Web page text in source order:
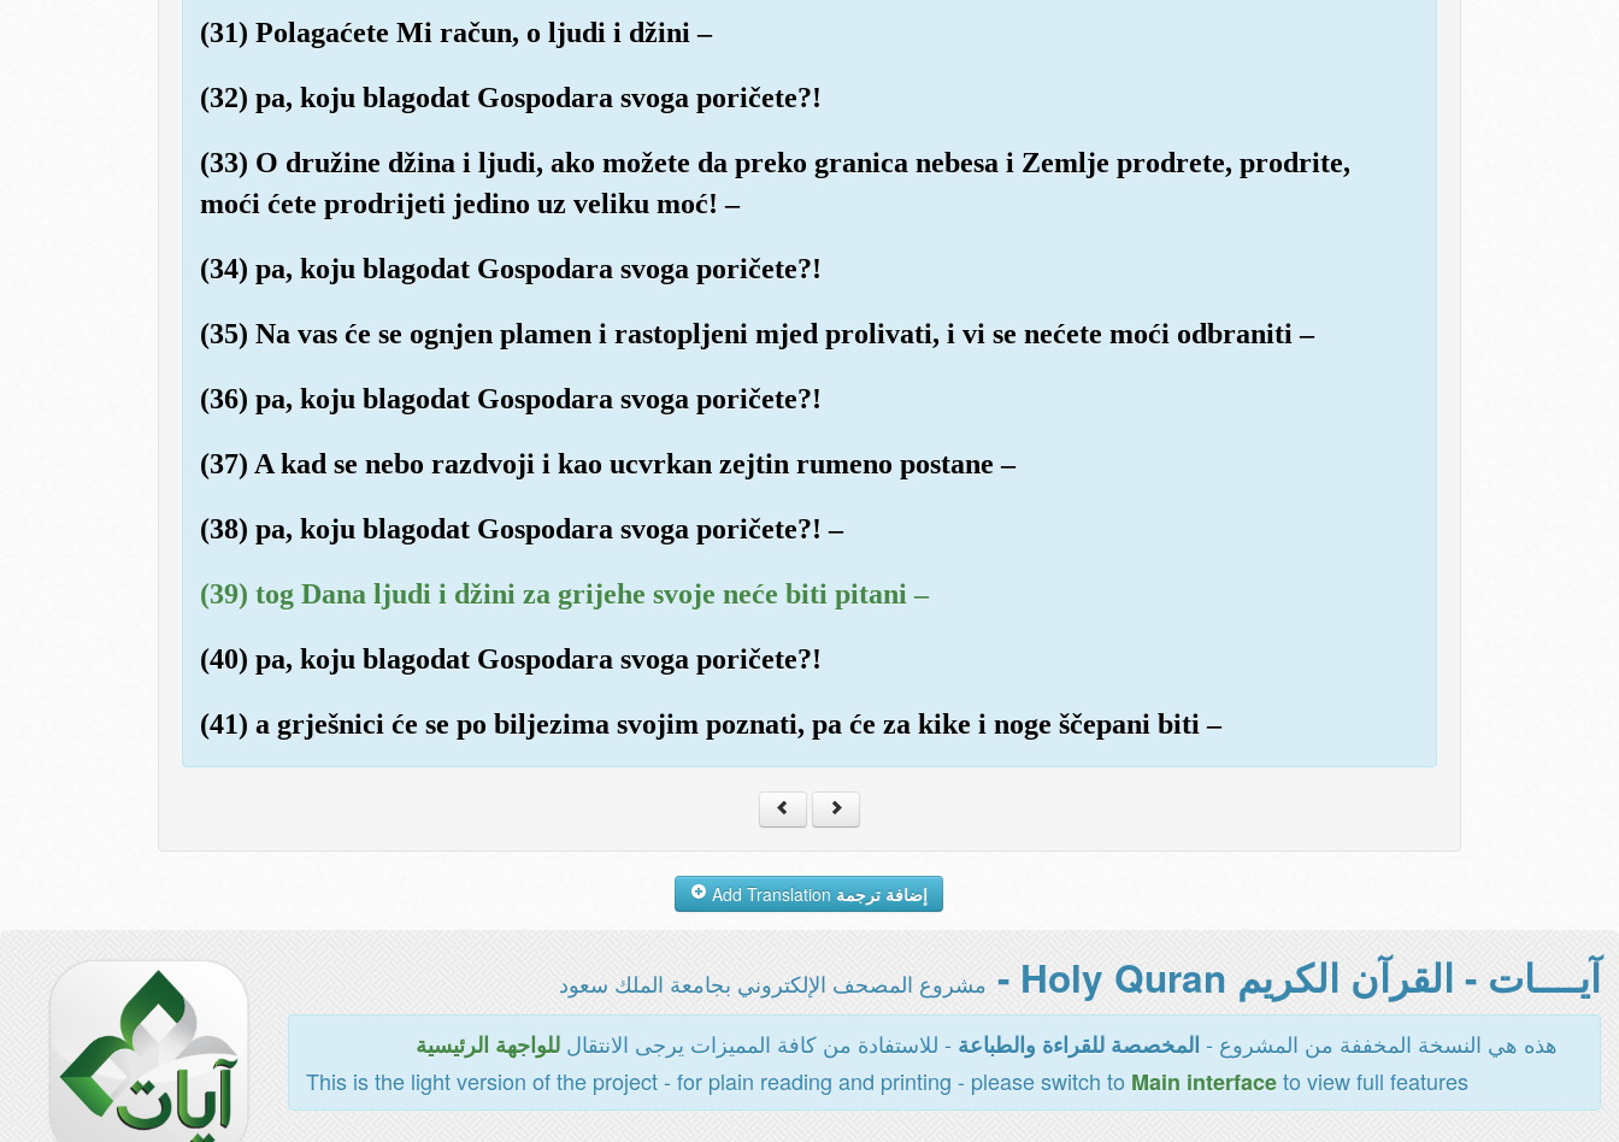
(31) Polagaćete Mi račun, o ljudi i džini –
(32) pa, koju blagodat Gospodara svoga poričete?!
(33) O družine džina i ljudi, ako možete da preko granica nebesa i Zemlje prodrete, prodrite,
moći ćete prodrijeti jedino uz veliku moć! –
(34) pa, koju blagodat Gospodara svoga poričete?!
(35) Na vas će se ognjen plamen i rastopljeni mjed prolivati, i vi se nećete moći odbraniti –
(36) pa, koju blagodat Gospodara svoga poričete?!
(37) A kad se nebo razdvoji i kao ucvrkan zejtin rumeno postane –
(38) pa, koju blagodat Gospodara svoga poričete?! –
(39) tog Dana ljudi i džini za grijehe svoje neće biti pitani –
(40) pa, koju blagodat Gospodara svoga poričete?!
(41) a grješnici će se po biljezima svojim poznati, pa će za kike i noge ščepani biti –
إضافة ترجمة
آيــــات - القرآن الكريم Holy Quran - مشروع المصحف الإلكتروني بجامعة الملك سعود
هذه هي النسخة المخففة من المشروع - المخصصة للقراءة والطباعة - للاستفادة من كافة المميزات يرجى الانتقالللواجهة الرئيسية
This is the light version of the project - for plain reading and printing - please switch to Main interfaceto view full features